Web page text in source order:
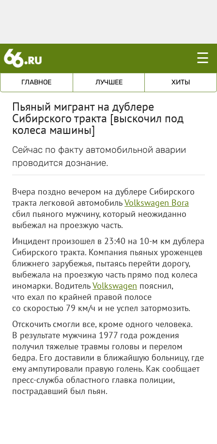
☰
ГЛАВНОЕ ЛУЧШЕЕ ХИТЫ
Пьяный мигрант на дублере
Сибирского тракта [выскочил под
колеса машины]
Сейчас по факту автомобильной аварии
проводится дознание.
Вчера поздно вечером на дублере Сибирского
тракта легковой автомобильVolkswagen Bora
сбил пьяного мужчину, который неожиданно
выбежал на проезжую часть.
Инцидент произошел в 23:40 на 10-м км дублера
Сибирского тракта. Компания пьяных уроженцев
ближнего зарубежья, пытаясь перейти дорогу,
выбежала на проезжую часть прямо под колеса
иномарки. ВодительVolkswagen пояснил,
что ехал по крайней правой полосе
со скоростью 79 км/ч и не успел затормозить.
Отскочить смогли все, кроме одного человека.
В результате мужчина 1977 года рождения
получил тяжелые травмы головы и перелом
бедра. Его доставили в ближайшую больницу, где
ему ампутировали правую голень. Как сообщает
пресс-служба областного главка полиции,
пострадавший был пьян.